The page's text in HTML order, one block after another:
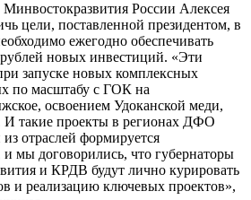
России Алексея
цели, поставленной президентом, в
ежегодно обеспечивать
новых инвестиций. «Эти
запуске новых комплексных
по масштабу с ГОК на
освоением Удоканской меди,
И такие проекты в регионах ДФО
отраслей формируется
мы договорились, что губернаторы
и КРДВ будут лично курировать
и реализацию ключевых проектов»,